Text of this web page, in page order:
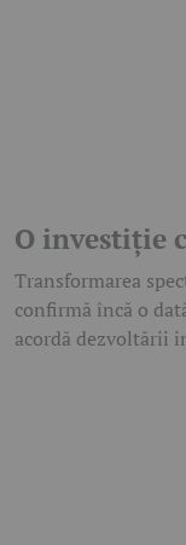
O investiție
Transformarea
confirmă încă o
acordă dezvoltării